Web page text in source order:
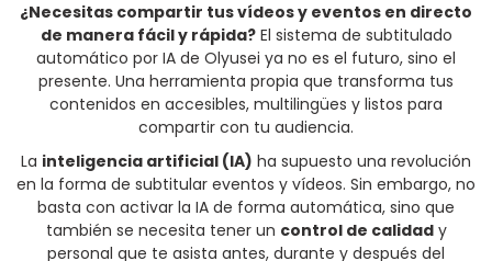
¿Necesitas compartir tus vídeos y eventos en directo
de manera fácil y rápida?El sistema de subtitulado
automático por IA de Olyusei ya no es el futuro, sino el
presente. Una herramienta propia que transforma tus
contenidos en accesibles, multilingües y listos para
compartir con tu audiencia.
La inteligencia artificial (IA) ha supuesto una revolución
en la forma de subtitular eventos y vídeos. Sin embargo, no
basta con activar la IA de forma automática, sino que
también se necesita tener un control de calidady
personal que te asista antes, durante y después del